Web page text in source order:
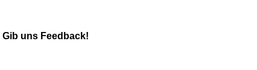
Gib uns Feedback!